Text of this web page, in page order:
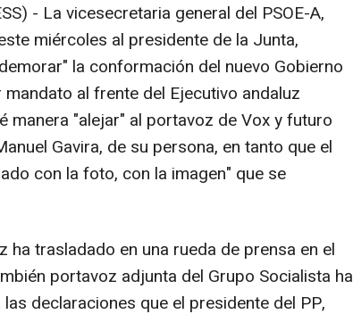
- La vicesecretaria general del PSOE-A,
miércoles al presidente de la Junta,
la conformación del nuevo Gobierno
al frente del Ejecutivo andaluz
manera "alejar" al portavoz de Vox y futuro
Gavira, de su persona, en tanto que el
con la foto, con la imagen" que se
ha trasladado en una rueda de prensa en el
portavoz adjunta del Grupo Socialista ha
declaraciones que el presidente del PP,